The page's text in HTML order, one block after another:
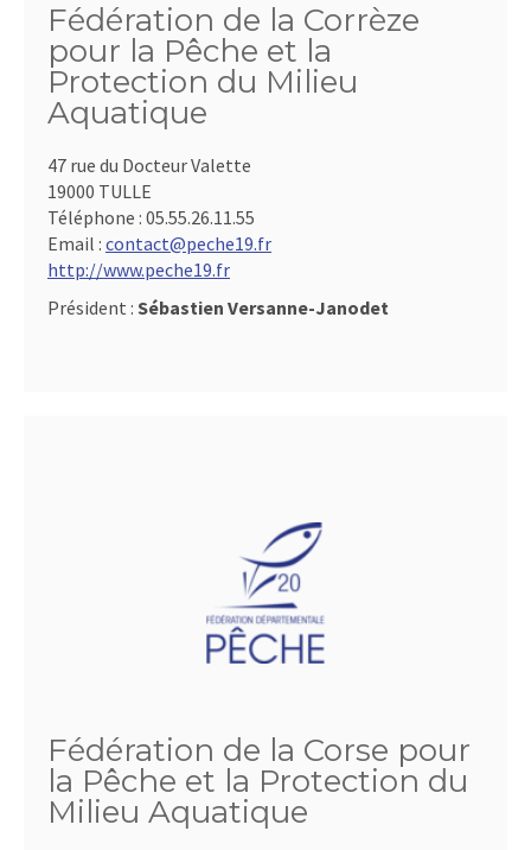
Fédération de la Corrèze
pour la Pêche et la
Protection du Milieu
Aquatique
47 rue du Docteur Valette
19000 TULLE
Téléphone : 05.55.26.11.55
Email : contact@peche19.fr
http://www.peche19.fr
Président : Sébastien Versanne-Janodet
Fédération de la Corse pour
la Pêche et la Protection du
Milieu Aquatique